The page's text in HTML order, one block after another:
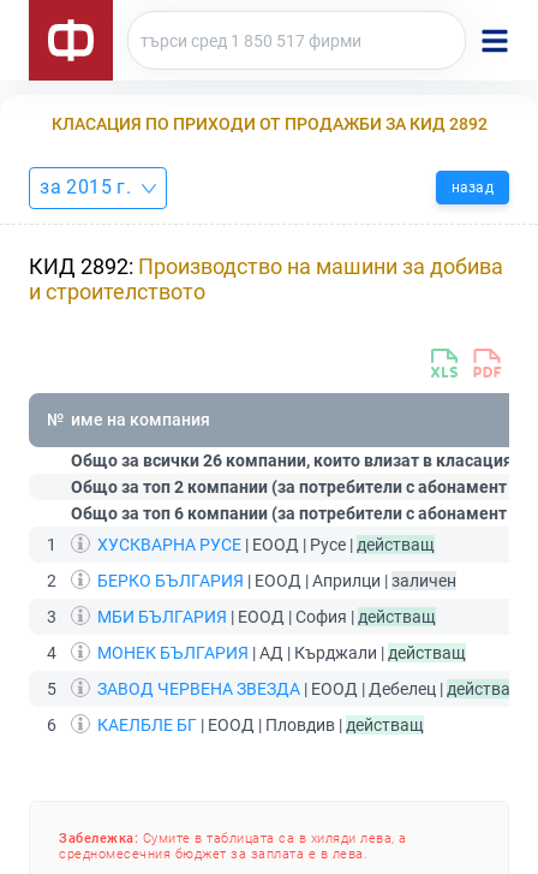
КЛАСАЦИЯ ПО ПРИХОДИ ОТ ПРОДАЖБИ ЗА КИД 2892
за 2015 г. назад
КИД 2892: Производство на машини за добива
и строителството
№ име на компания
Общо за всички 26 компании, които влизат в класацията:
Общо за топ 2 компании (за потребители с абонамент
Общо за топ 6 компании (за потребители с абонамент
1
ХУСКВАРНА РУСЕ | ЕООД | Русе | действащ
2
БЕРКО БЪЛГАРИЯ | ЕООД | Априлци |заличен
3
МБИ БЪЛГАРИЯ | ЕООД | София | действащ
4
МОНЕК БЪЛГАРИЯ | АД | Кърджали | действащ
5
ЗАВОД ЧЕРВЕНА ЗВЕЗДА | ЕООД | Дебелец | действащ
6
КАЕЛБЛЕ БГ | ЕООД | Пловдив | действащ
Забележка: Сумите в таблицата са в хиляди лева, а
средномесечния бюджет за заплата е в лева.